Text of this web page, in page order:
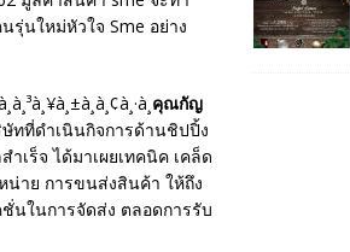
นใหม่หัวใจ Sme อย่าง
คุณกัญ
ทที่ดำเนินกิจการด้านชิปปิ้ง
เร็จ ได้มาเผยเทคนิค เคล็ด
าย การขนส่งสินค้า ให้ถึง
นในการจัดส่ง ตลอดการรับ